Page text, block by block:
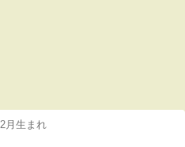
2月生まれ